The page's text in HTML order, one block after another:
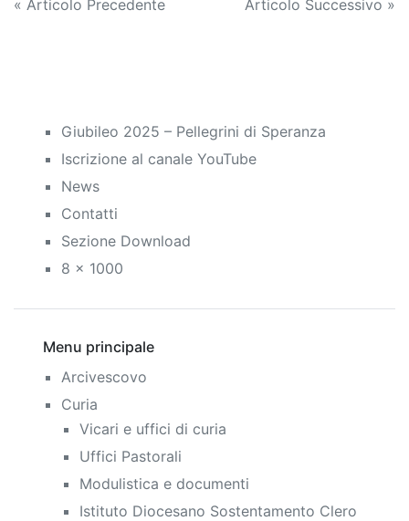
Navigazione
« Articolo Precedente Articolo Successivo »
Giubileo 2025 – Pellegrini di Speranza
Iscrizione al canale YouTube
News
Contatti
Sezione Download
8 x 1000
Menu principale
Arcivescovo
Curia
Vicari e uffici di curia
Uffici Pastorali
Modulistica e documenti
Istituto Diocesano Sostentamento Clero